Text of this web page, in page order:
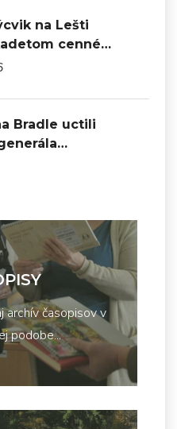
na Lešti
cenné…
Bradle uctili
archív časopisov v
podobe...